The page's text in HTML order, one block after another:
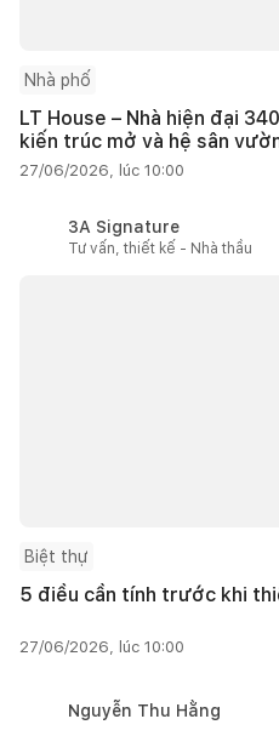
Nhà phố
LT House – Nhà hiện đại
kiến trúc mở và hệ sân
27/06/2026, lúc 10:00
3A Signature
Tư vấn, thiết kế - Nhà thầu
Biệt thự
5 điều cần tính trước khi
27/06/2026, lúc 10:00
Nguyễn Thu Hằng